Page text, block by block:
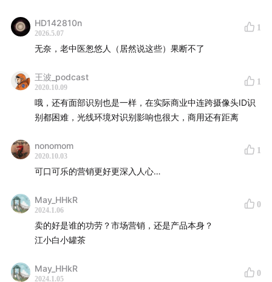
11:56
效应
41:18 看预告片的你会为正片买单吗：脑电图与吸引力
攻克消费者的多种感官
56:51 每件衣服都让你满意：脸部表情与喜爱
01:07:10 只听副歌决定一首歌是否走红：AI 与金曲
01:15:40Neuromarketing：以神经科学作为方法的营销
延伸阅读
HD142810n
2026.5.07
1
无奈，老中医怱悠人（居然说这些）果断不了
王波_podcast
2020.10.09
1
哦，还有面部识别也是一样，在实际商业中连跨摄像头ID识
别都困难，光线环境对识别影响也很大，商用还有距离
nonomom
2020.10.03
1
可口可乐的营销更好更深入人心…
May_HHkR
2024.1.06
0
卖的好是谁的功劳？市场营销，还是产品本身？
江小白小罐茶
May_HHkR
2024.1.05
0